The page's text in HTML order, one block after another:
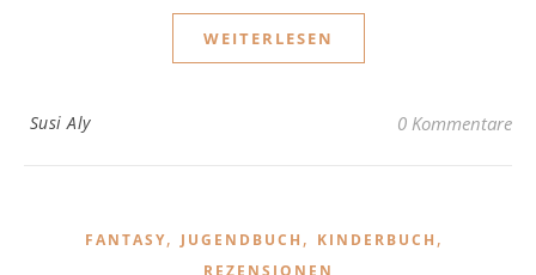
WEITERLESEN
Susi Aly 0 Kommentare
FANTASY, JUGENDBUCH , KINDERBUCH ,
REZENSIONEN